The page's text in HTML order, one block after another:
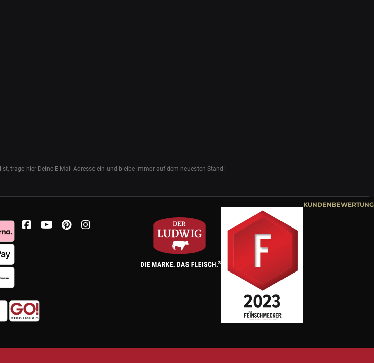
trage hier Deine E-Mail-Adresse ein und bleibe immer auf dem neuesten Stand!
KUNDENBEWERTUNG